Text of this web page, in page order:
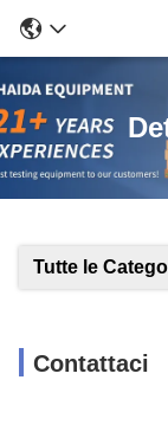
Tutte le
Contattaci